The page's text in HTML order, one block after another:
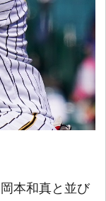
本和真と並び